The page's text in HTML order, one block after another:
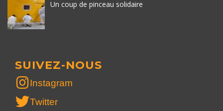
Un coup de pinceau solidaire
SUIVEZ-NOUS
Instagram
Twitter